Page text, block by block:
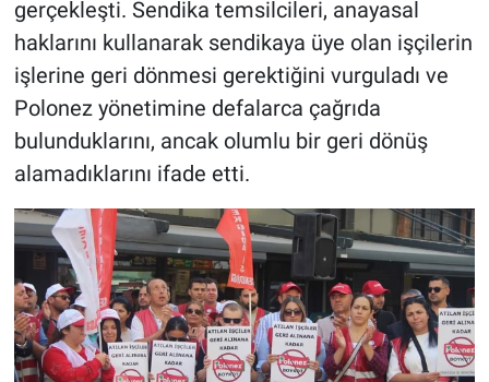
gerçekleşti. Sendika temsilcileri, anayasal
haklarını kullanarak sendikaya üye olan işçilerin
işlerine geri dönmesi gerektiğini vurguladı ve
Polonez yönetimine defalarca çağrıda
bulunduklarını, ancak olumlu bir geri dönüş
alamadıklarını ifade etti.